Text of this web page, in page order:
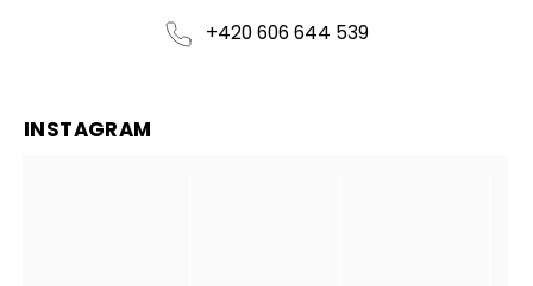
+420 606 644 539
INSTAGRAM